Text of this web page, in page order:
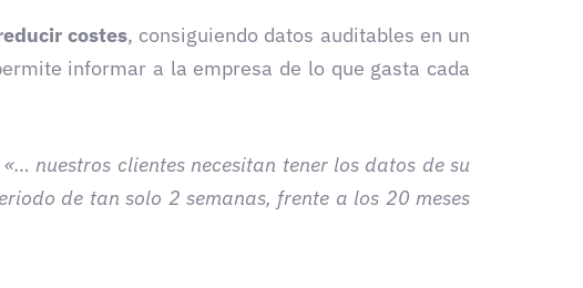
costes, consiguiendo datos auditables en un
informar a la empresa de lo que gasta cada
«… nuestros clientes necesitan tener los datos de su
de tan solo 2 semanas, frente a los 20 meses